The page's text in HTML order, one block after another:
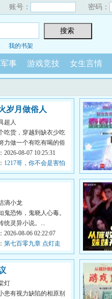
账号： 密码：
我的书架
事 游戏竞技 女生言情
岁月做俗人
超人
吃货，穿越到缺衣少吃
力做一个有吃有喝的俗
，暴戾少，智商在线，
2026-08-07 10:25:31
1217哥，你不会是害怕
滴小龙
鬼恐怖，鬼晓人心毒。
统灵异小说。...
2026-08-06 02:22:07
第七百零九章 点灯走
灯
患有视力缺陷的相原别